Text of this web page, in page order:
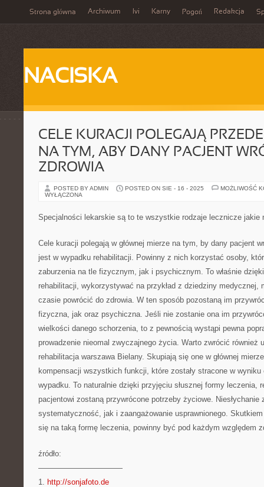
Strona główna Archiwum Ivi Karny Pogoń Redakcja
NACISKA
CELE KURACJI POLEGAJĄ
NA TYM, ABY DANY PACJENT
ZDROWIA
POSTED BY ADMIN POSTED ON SIE - 16 - 2025
MOŻLIWOŚĆ
WYŁĄCZONA
Specjalności lekarskie są to te wszystkie rodzaje lecznicze jakie
Cele kuracji polegają w głównej mierze na tym, by dany pacjent
jest w wypadku rehabilitacji. Powinny z nich korzystać osoby,
zaburzenia na tle fizycznym, jak i psychicznym. To właśnie
rehabilitacji, wykorzystywać na przykład z dziedziny medycznej,
czasie powrócić do zdrowia. W ten sposób pozostaną im
fizyczna, jak oraz psychiczna. Jeśli nie zostanie ona im
wielkości danego schorzenia, to z pewnością wystąpi pewna
prowadzenie nieomal zwyczajnego życia. Warto zwrócić również
rehabilitacja warszawa Bielany. Skupiają się one w głównej
kompensacji wszystkich funkcji, które zostały stracone w
wypadku. To naturalnie dzięki przyjęciu słusznej formy leczenia,
pacjentowi zostaną przywrócone potrzeby życiowe.
systematyczność, jak i zaangażowanie usprawnionego.
się na taką formę leczenia, powinny być pod każdym względem
źródło:
———————————
1. http://sonjafoto.de